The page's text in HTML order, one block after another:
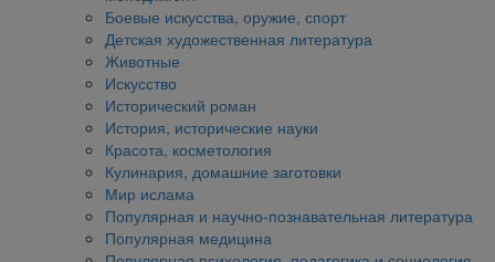
Боевые искусства, оружие, спорт
Детская художественная литература
Животные
Искусство
Исторический роман
История, исторические науки
Красота, косметология
Кулинария, домашние заготовки
Мир ислама
Популярная и научно-познавательная литература
Популярная медицина